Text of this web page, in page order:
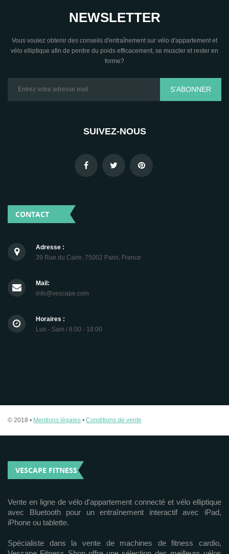
NEWSLETTER
Vous voulez obtenir des conseils d'entraînement sur vélo d'appartement et
vélo elliptique afin de perdre du poids efficacement, se muscler et rester en
forme?
S’ABONNER
SUIVEZ-NOUS
CONTACT
Adresse :
39 Rue du Caire, 75002 Paris, France
Mail:
info@vescape.com
Horaires :
Lun - Sam / 8:00 - 18:00
© 2018 • Mentions légales • Conditions de vente
VESCAPE FITNESS
Vente en ligne de vélo d'appartement connecté et vélo elliptique
avec Bluetooth pour un entraînement interactif avec iPad,
iPhone ou tablette.
Spécialiste dans la vente de machines de fitness cardio,